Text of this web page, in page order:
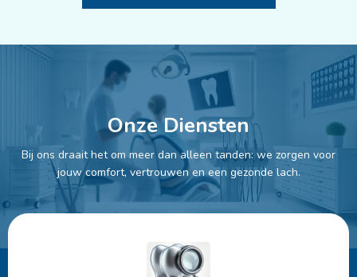
Onze Diensten
Bij ons draait het om meer dan alleen tanden: we zorgen voor
jouw comfort, vertrouwen en een gezonde lach.